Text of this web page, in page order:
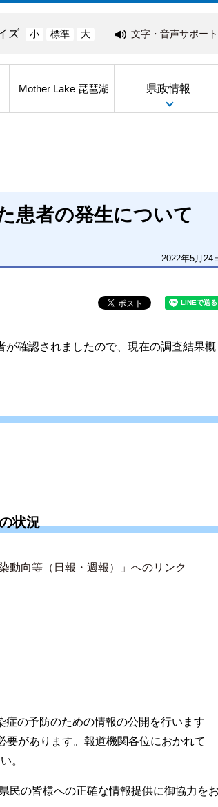
ズ 小 標準 大 文字・音声サポート
Mother Lake 琵琶湖 県政情報
患者の発生について
2022年5月24
確認されましたので、現在の調査結果概
状況
動向等（日報・週報）」へのリンク
の予防のための情報の公開を行います
があります。報道機関各位におかれて
。
民の皆様への正確な情報提供に御協力をお